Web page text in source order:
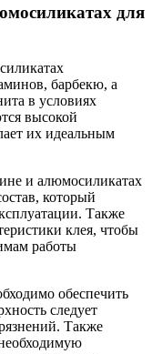
для
барбекю, а
в условиях
высокой
их идеальным
и алюмосиликатах
который
Также
клея, чтобы
работы
обеспечить
следует
Также